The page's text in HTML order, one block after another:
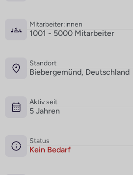
Mitarbeiter:innen
1001 - 5000 Mitarbeiter
Standort
Biebergemünd, Deutschland
Aktiv seit
5 Jahren
Status
Kein Bedarf